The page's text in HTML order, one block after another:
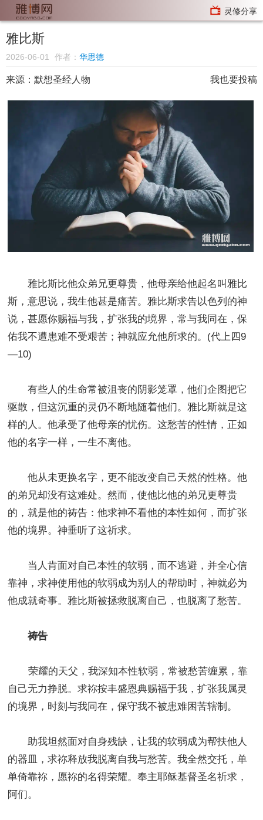
灵修分享
雅比斯
2026-06-01 作者： 华思德
来源：默想圣经人物 我也要投稿
雅比斯比他众弟兄更尊贵，他母亲给他起名叫雅比
斯，意思说，我生他甚是痛苦。雅比斯求告以色列的神
说，甚愿你赐福与我，扩张我的境界，常与我同在，保
佑我不遭患难不受艰苦；神就应允他所求的。(代上四9
—10)
有些人的生命常被沮丧的阴影笼罩，他们企图把它
驱散，但这沉重的灵仍不断地随着他们。雅比斯就是这
样的人。他承受了他母亲的忧伤。这愁苦的性情，正如
他的名字一样，一生不离他。
他从未更换名字，更不能改变自己天然的性格。他
的弟兄却没有这难处。然而，使他比他的弟兄更尊贵
的，就是他的祷告：他求神不看他的本性如何，而扩张
他的境界。神垂听了这祈求。
当人肯面对自己本性的软弱，而不逃避，并全心信
靠神，求神使用他的软弱成为别人的帮助时，神就必为
他成就奇事。雅比斯被拯救脱离自己，也脱离了愁苦。
祷告
荣耀的天父，我深知本性软弱，常被愁苦缠累，靠
自己无力挣脱。求祢按丰盛恩典赐福于我，扩张我属灵
的境界，时刻与我同在，保守我不被患难困苦辖制。
助我坦然面对自身残缺，让我的软弱成为帮扶他人
的器皿，求祢释放我脱离自我与愁苦。我全然交托，单
单倚靠祢，愿祢的名得荣耀。奉主耶稣基督圣名祈求，
阿们。